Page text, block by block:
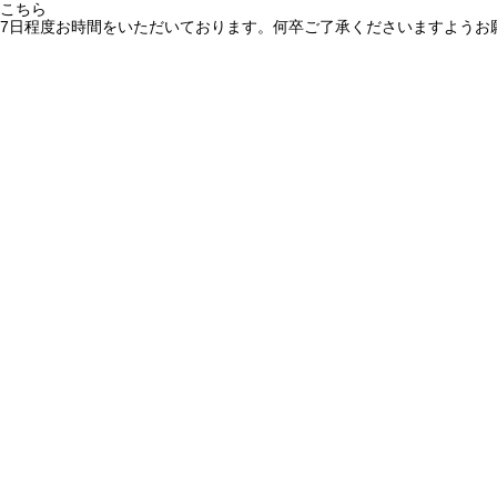
ちら
程度お時間をいただいております。何卒ご了承くださいますようお